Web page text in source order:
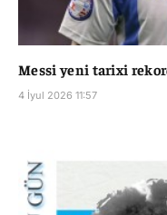
Messi yeni tarixi
4 İyul 2026 11:57